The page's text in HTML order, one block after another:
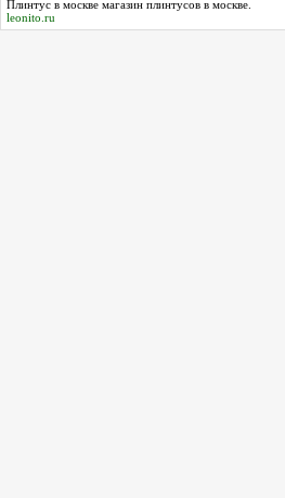
и
Плинтус в москве магазин плинтусов в москве
leonito.ru